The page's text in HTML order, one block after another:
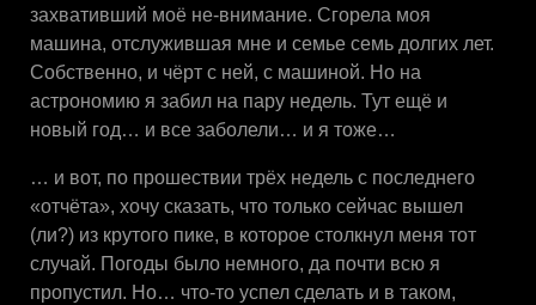
захвативший моё не-внимание. Сгорела моя
машина, отслужившая мне и семье семь долгих лет.
Собственно, и чёрт с ней, с машиной. Но на
астрономию я забил на пару недель. Тут ещё и
новый год… и все заболели… и я тоже…
… и вот, по прошествии трёх недель с последнего
«отчёта», хочу сказать, что только сейчас вышел
(ли?) из крутого пике, в которое столкнул меня тот
случай. Погоды было немного, да почти всю я
пропустил. Но… что-то успел сделать и в таком,